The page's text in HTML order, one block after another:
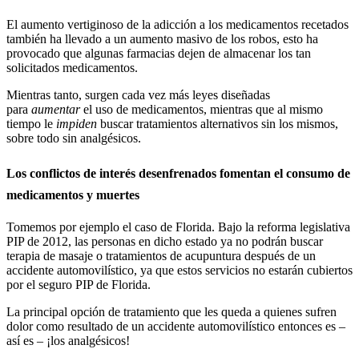
El aumento vertiginoso de la adicción a los medicamentos recetados
también ha llevado a un aumento masivo de los robos, esto ha
provocado que algunas farmacias dejen de almacenar los tan
solicitados medicamentos.
Mientras tanto, surgen cada vez más leyes diseñadas
para aumentarel uso de medicamentos, mientras que al mismo
tiempo le impiden buscar tratamientos alternativos sin los mismos,
sobre todo sin analgésicos.
Los conflictos de interés desenfrenados fomentan el consumo de
medicamentos y muertes
Tomemos por ejemplo el caso de Florida. Bajo la reforma legislativa
PIP de 2012, las personas en dicho estado ya no podrán buscar
terapia de masaje o tratamientos de acupuntura después de un
accidente automovilístico, ya que estos servicios no estarán cubiertos
por el seguro PIP de Florida.
La principal opción de tratamiento que les queda a quienes sufren
dolor como resultado de un accidente automovilístico entonces es –
así es – ¡los analgésicos!